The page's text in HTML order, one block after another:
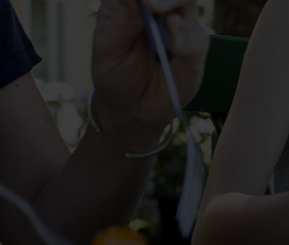
La Grande Rencontre 2024,